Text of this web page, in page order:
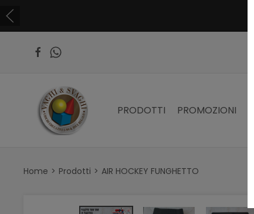
PRODOTTI PROMOZIONI
Home Prodotti AIR HOCKEY FUNGHETTO